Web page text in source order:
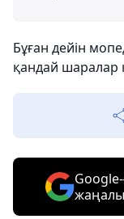
Бұған дейін
қандай шаралар